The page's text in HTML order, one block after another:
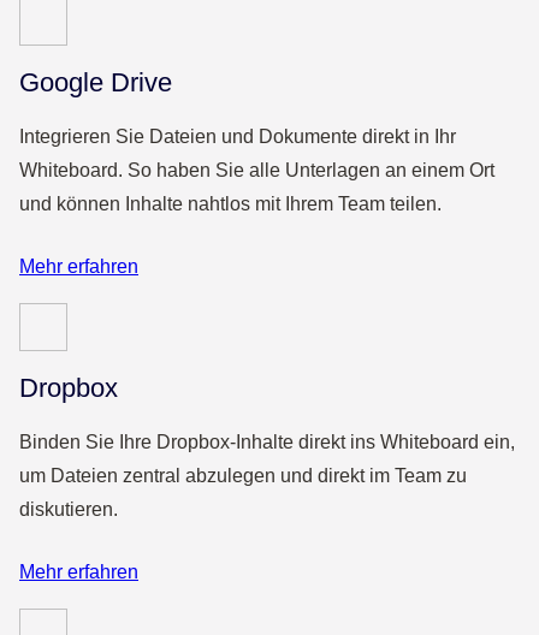
Google Drive
Integrieren Sie Dateien und Dokumente direkt in Ihr
Whiteboard. So haben Sie alle Unterlagen an einem Ort
und können Inhalte nahtlos mit Ihrem Team teilen.
Mehr erfahren
Dropbox
Binden Sie Ihre Dropbox-Inhalte direkt ins Whiteboard ein,
um Dateien zentral abzulegen und direkt im Team zu
diskutieren.
Mehr erfahren